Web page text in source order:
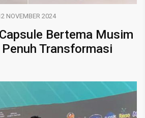
NOVEMBER 2024
Bertema Musim
Transformasi